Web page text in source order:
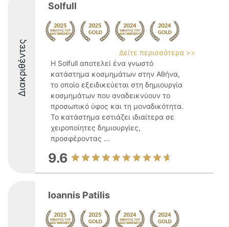
Διακριθέντες
Solfull
Δείτε περισσότερα >>
Η Solfull αποτελεί ένα γνωστό
κατάστημα κοσμημάτων στην Αθήνα,
το οποίο εξειδικεύεται στη δημιουργία
κοσμημάτων που αναδεικνύουν το
προσωπικό ύφος και τη μοναδικότητα.
Το κατάστημα εστιάζει ιδιαίτερα σε
χειροποίητες δημιουργίες,
προσφέροντας ...
9.6
Ioannis Patilis